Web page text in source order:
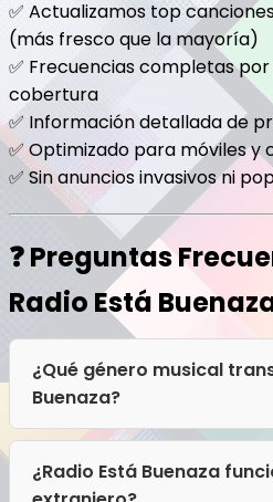
✅ Actualizamos top
(más fresco que la mayoría)
✅ Frecuencias completas
cobertura
✅ Información detallada de
✅ Optimizado para móviles y
✅ Sin anuncios invasivos ni
❓ Preguntas
Radio Está
¿Qué género musical
Buenaza?
Radio Está Buenaza
Cumbia, Latino, Rock,
¿Radio Está Buenaza